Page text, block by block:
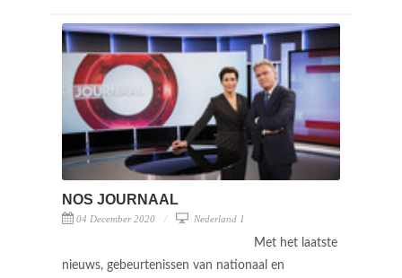
NOS JOURNAAL
04 December 2020 Nederland 1
Met het laatste
nieuws, gebeurtenissen van nationaal en